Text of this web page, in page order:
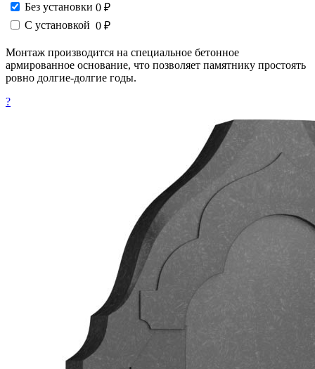
Без установки 0 ₽
С установкой 0 ₽
Монтаж производится на специальное бетонное
армированное основание, что позволяет памятнику простоять
ровно долгие-долгие годы.
?